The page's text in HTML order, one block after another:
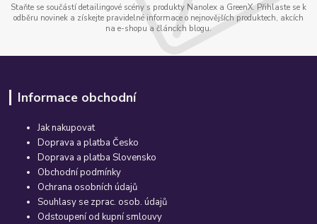
Staňte se součástí detailingové scény s produkty Nanolex a GreenX. Přihlaste se k
odběru novinek a získejte pravidelné informace o nejnovějších produktech, akcích
na e-shopu a článcích blogu.
Informace obchodní
Jak nakupovat
Doprava a platba Česko
Doprava a platba Slovensko
Obchodní podmínky
Ochrana osobních údajů
Souhlasy se zprac. osob. údajů
Odstoupení od kupní smlouvy